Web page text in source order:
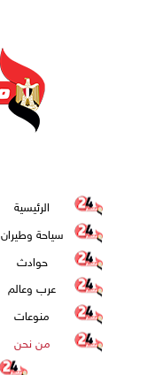
الرئيسية
سياحة وطيران
حوادث
عرب وعالم
منوعات
من نحن